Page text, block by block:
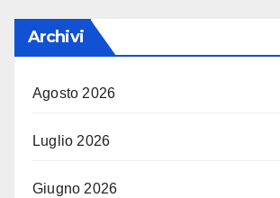
Archivi
Agosto 2026
Luglio 2026
Giugno 2026